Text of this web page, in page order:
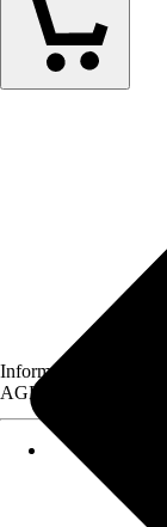
Informationen des
AGB, finden Sie bei